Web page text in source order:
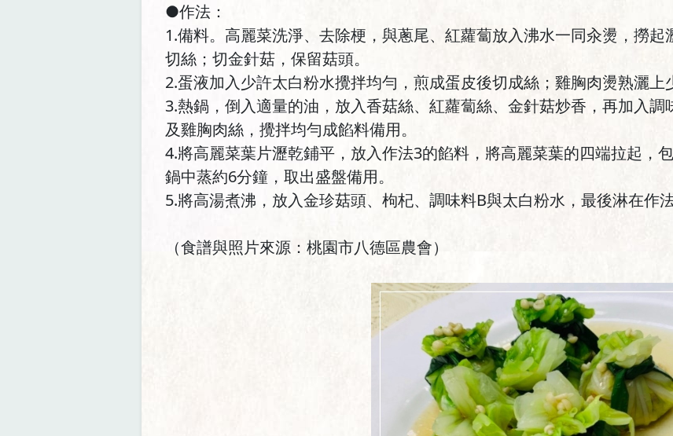
●作法：
1.備料。高麗菜洗淨、去除梗，與蔥尾、紅蘿蔔放入沸水一同汆燙，撈
切絲；切金針菇，保留菇頭。
2.蛋液加入少許太白粉水攪拌均勻，煎成蛋皮後切成絲；雞胸肉燙熟灑上
3.熱鍋，倒入適量的油，放入香菇絲、紅蘿蔔絲、金針菇炒香，再加入
及雞胸肉絲，攪拌均勻成餡料備用。
4.將高麗菜葉片瀝乾鋪平，放入作法3的餡料，將高麗菜葉的四端拉起，
鍋中蒸約6分鐘，取出盛盤備用。
5.將高湯煮沸，放入金珍菇頭、枸杞、調味料B與太白粉水，最後淋在作
（食譜與照片來源：桃園市八德區農會）